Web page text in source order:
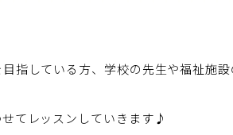
指している方、学校の先生や福祉施
てレッスンしていきます♪